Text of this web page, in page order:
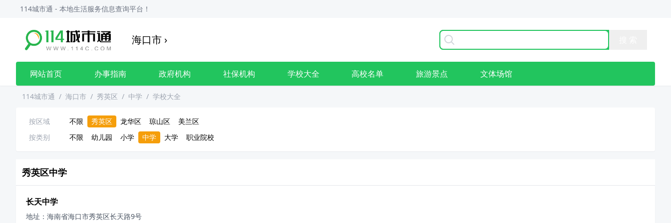
114城市通 - 本地生活服务信息查询平台！
海口市 ›
网站首页 办事指南 政府机构 社保机构 学校大全 高校名单 旅游景点 文体场馆
114城市通 / 海口市 / 秀英区 / 中学 / 学校大全
按区域 不限 秀英区 龙华区 琼山区
美兰区
按类别
不限 幼儿园 小学 中学 大学 职业院校
秀英区中学
长天中学
地址： 海南省海口市秀英区长天路9号